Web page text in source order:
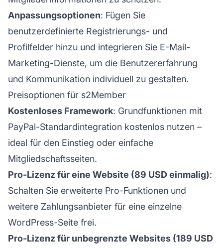
Anpassungsoptionen: Fügen Sie
benutzerdefinierte Registrierungs- und
Profilfelder hinzu und integrieren Sie E-Mail-
Marketing-Dienste, um die Benutzererfahrung
und Kommunikation individuell zu gestalten.
Preisoptionen für s2Member
Kostenloses Framework: Grundfunktionen mit
PayPal-Standardintegration kostenlos nutzen –
ideal für den Einstieg oder einfache
Mitgliedschaftsseiten.
Pro-Lizenz für eine Website (89 USD einmalig):
Schalten Sie erweiterte Pro-Funktionen und
weitere Zahlungsanbieter für eine einzelne
WordPress-Seite frei.
Pro-Lizenz für unbegrenzte Websites (189 USD